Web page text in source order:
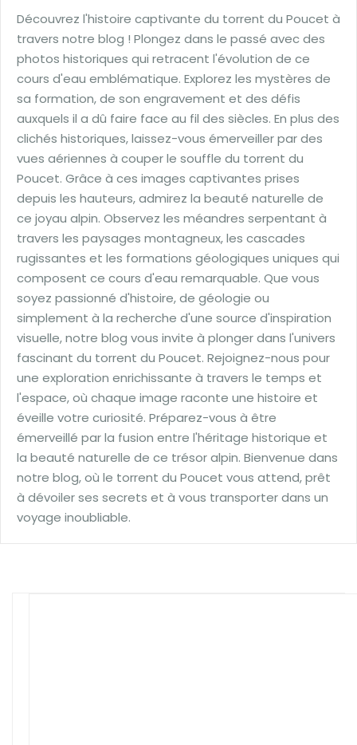
Découvrez l'histoire captivante du torrent du Poucet à
travers notre blog ! Plongez dans le passé avec des
photos historiques qui retracent l'évolution de ce
cours d'eau emblématique. Explorez les mystères de
sa formation, de son engravement et des défis
auxquels il a dû faire face au fil des siècles. En plus des
clichés historiques, laissez-vous émerveiller par des
vues aériennes à couper le souffle du torrent du
Poucet. Grâce à ces images captivantes prises
depuis les hauteurs, admirez la beauté naturelle de
ce joyau alpin. Observez les méandres serpentant à
travers les paysages montagneux, les cascades
rugissantes et les formations géologiques uniques qui
composent ce cours d'eau remarquable. Que vous
soyez passionné d'histoire, de géologie ou
simplement à la recherche d'une source d'inspiration
visuelle, notre blog vous invite à plonger dans l'univers
fascinant du torrent du Poucet. Rejoignez-nous pour
une exploration enrichissante à travers le temps et
l'espace, où chaque image raconte une histoire et
éveille votre curiosité. Préparez-vous à être
émerveillé par la fusion entre l'héritage historique et
la beauté naturelle de ce trésor alpin. Bienvenue dans
notre blog, où le torrent du Poucet vous attend, prêt
à dévoiler ses secrets et à vous transporter dans un
voyage inoubliable.